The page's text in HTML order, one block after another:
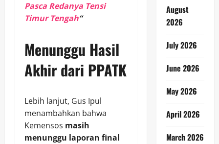
Pasca Redanya Tensi
Timur Tengah“
Menunggu Hasil
Akhir dari PPATK
Lebih lanjut, Gus Ipul
menambahkan bahwa
Kemensos masih
menunggu laporan final
August
2026
July 2026
June 2026
May 2026
April 2026
March 2026